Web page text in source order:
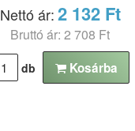
Nettó ár:2 132 Ft
Bruttó ár: 2 708 Ft
db Kosárba